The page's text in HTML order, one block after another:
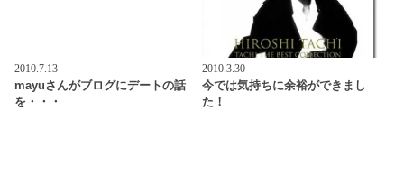
2010.7.13
mayuさんがブログにデートの話
を・・・
2010.3.30
今では気持ちに余裕ができまし
た！